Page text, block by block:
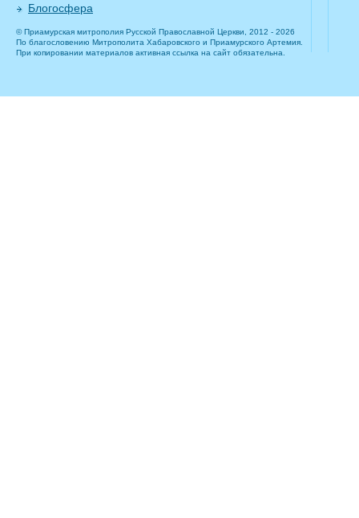
Блогосфера
© Приамурская митрополия Русской Православной Церкви, 2012 - 2026
По благословению Митрополита Хабаровского и Приамурского Артемия.
При копировании материалов активная ссылка на сайт обязательна.